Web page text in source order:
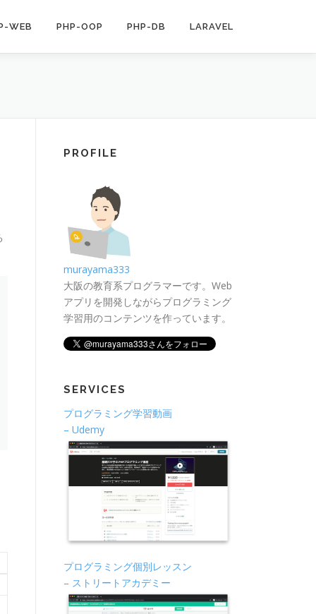
WEB PHP-OOP PHP-DB LARAVEL
PROFILE
murayama333
大阪の教育系プログラマーです。Web
アプリを開発しながらプログラミング
学習用のコンテンツを作っています。
SERVICES
プログラミング学習動画
– Udemy
プログラミング個別レッスン
– ストリートアカデミー